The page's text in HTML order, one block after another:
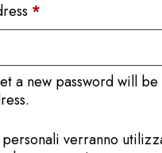
*
a new password will
verranno